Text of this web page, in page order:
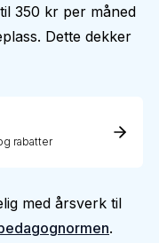
350 kr per måned
Dette dekker
rabatter
med årsverk til
.